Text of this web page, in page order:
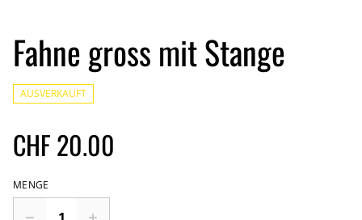
Fahne gross mit Stange
AUSVERKAUFT
CHF 20.00
MENGE